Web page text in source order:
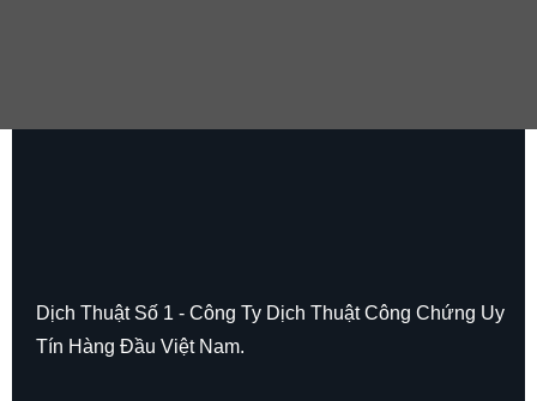
Dịch Thuật Số 1 - Công Ty Dịch Thuật Công Chứng Uy
Tín Hàng Đầu Việt Nam.